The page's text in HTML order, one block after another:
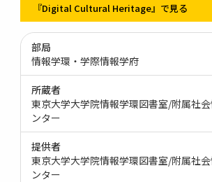
『Digital Cultural Heritage』で見る
部局
情報学環・学際情報学府
所蔵者
東京大学大学院情報学環図書室/附属社
ンター
提供者
東京大学大学院情報学環図書室/附属社
ンター